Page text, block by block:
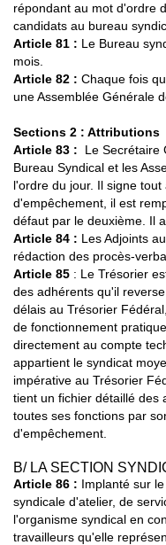
répondant au mot d'ordre
candidats au bureau
Article 81 : Le Bureau
mois.
Article 82 : Chaque fois
une Assemblée Générale
Sections 2 : Attributions
Article 83 : Le Secrétaire
Bureau Syndical et les
l'ordre du jour. Il signe
d'empêchement, il est
défaut par le deuxième. Il
Article 84 : Les Adjoints
rédaction des procès-
Article 85 : Le Trésorier
des adhérents qu'il
délais au Trésorier
de fonctionnement
directement au compte
appartient le syndicat
impérative au Trésorier
tient un fichier détaillé des
toutes ses fonctions par
d'empêchement.
B/ LA SECTION
Article 86 : Implanté sur
syndicale d'atelier, de
l'organisme syndical en
travailleurs qu'elle